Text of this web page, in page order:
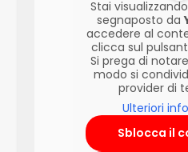
Stai
segnaposto da
accedere al
clicca sul
Si prega di
modo si
provider di
Ulteriori
Sblocca il